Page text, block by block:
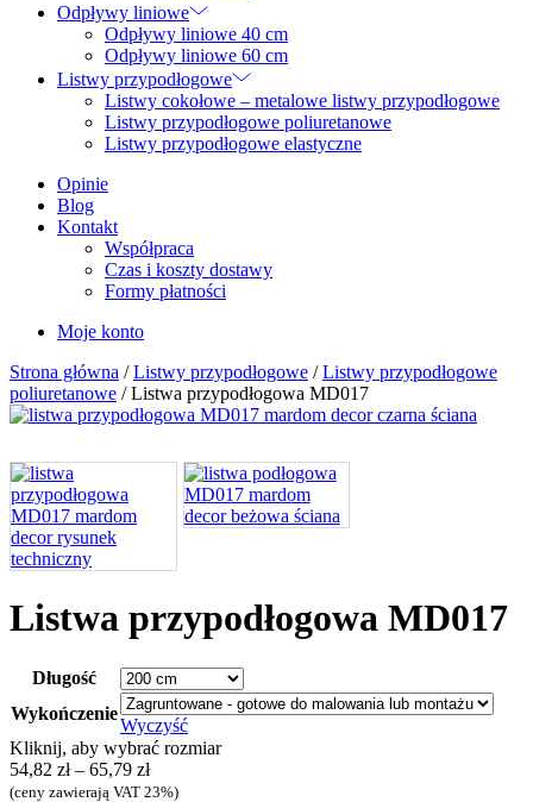
Odpływy liniowe
Odpływy liniowe 40 cm
Odpływy liniowe 60 cm
Listwy przypodłogowe
Listwy cokołowe – metalowe listwy przypodłogowe
Listwy przypodłogowe poliuretanowe
Listwy przypodłogowe elastyczne
Opinie
Blog
Kontakt
Współpraca
Czas i koszty dostawy
Formy płatności
Moje konto
Strona główna /Listwy przypodłogowe /Listwy przypodłogowe
poliuretanowe / Listwa przypodłogowa MD017
Listwa przypodłogowa MD017
Długość
Wykończenie
Wyczyść
Kliknij, aby wybrać rozmiar
54,82 zł – 65,79 złZakres
cen:
(ceny zawierają VAT 23%)